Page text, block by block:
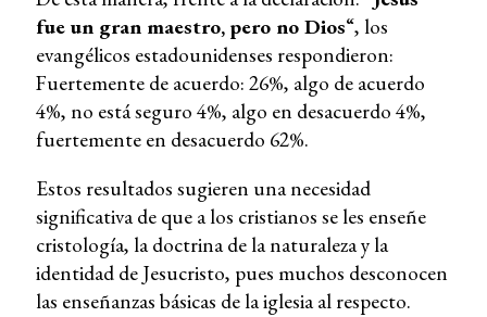
fue un gran maestro, pero no Dios“, los
evangélicos estadounidenses respondieron:
Fuertemente de acuerdo: 26%, algo de acuerdo
4%, no está seguro 4%, algo en desacuerdo 4%,
fuertemente en desacuerdo 62%.
Estos resultados sugieren una necesidad
significativa de que a los cristianos se les enseñe
cristología, la doctrina de la naturaleza y la
identidad de Jesucristo, pues muchos desconocen
las enseñanzas básicas de la iglesia al respecto.